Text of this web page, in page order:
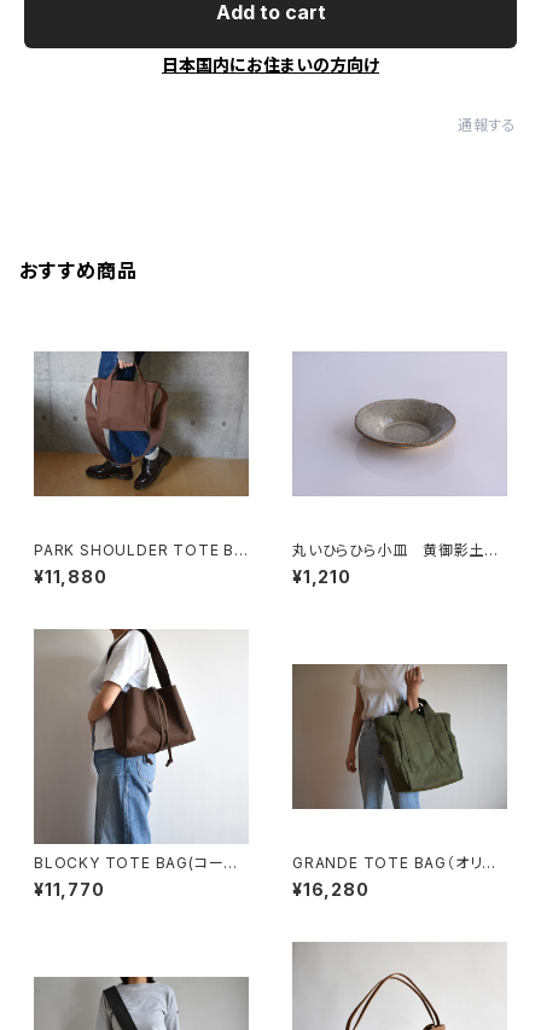
Add to cart
日本国内にお住まいの方向け
通報する
おすすめ商品
PARK SHOULDER TOTE BA
G (コーヒー/ブラウン)
¥11,880
丸いひらひら小皿 黄御影土×
白鼠結晶釉
¥1,210
BLOCKY TOTE BAG(コーヒ
ー/ブラウン)
¥11,770
GRANDE TOTE BAG（オリー
ブ/カーキ）
¥16,280